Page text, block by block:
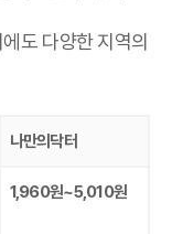
도 다양한 지역의
나만의닥터
1,960원~5,010원